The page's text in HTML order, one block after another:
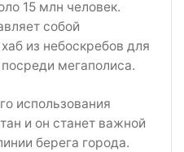
15 млн человек.
собой
из небоскребов для
мегаполиса.
использования
и он станет важной
берега города.